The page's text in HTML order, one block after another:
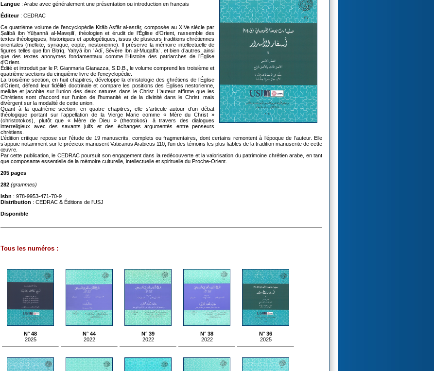
Langue : Arabe avec généralement une présentation ou introduction en français
Éditeur: CEDRAC
Ce quatrième volume de l’encyclopédie Kitāb Asfār al-asrār, composée au XIVe siècle par
Ṣalībā ibn Yūḥannā al-Mawṣilī, théologien et érudit de l’Église d’Orient, rassemble des
textes théologiques, historiques et apologétiques, issus de plusieurs traditions chrétiennes
orientales (melkite, syriaque, copte, nestorienne). Il préserve la mémoire intellectuelle de
figures telles que Ibn Biṭrīq, Yaḥyā ibn ʿAdī, Sévère Ibn al-Muqaffaʿ, et bien d’autres, ainsi
que des textes anonymes fondamentaux comme l’Histoire des patriarches de l’Église
d’Orient.
Édité et introduit par le P. Gianmaria Gianazza, S.D.B., le volume comprend les troisième et
quatrième sections du cinquième livre de l’encyclopédie.
La troisième section, en huit chapitres, développe la christologie des chrétiens de l’Église
d’Orient, défend leur fidélité doctrinale et compare les positions des Églises nestorienne,
melkite et jacobite sur l’union des deux natures dans le Christ. L’auteur affirme que les
Chrétiens sont d’accord sur l’union de l’humanité et de la divinité dans le Christ, mais
divèrgent sur la modalité de cette union.
Quant à la quatrième section, en quatre chapitres, elle s’articule autour d’un débat
théologique portant sur l’appellation de la Vierge Marie comme « Mère du Christ »
(christotokos), plutôt que « Mère de Dieu » (theotokos), à travers des dialogues
interreligieux avec des savants juifs et des échanges argumentés entre penseurs
chrétiens.
L’édition critique repose sur l’étude de 19 manuscrits, complets ou fragmentaires, dont certains remontent à l’époque de l’auteur. Elle
s’appuie notamment sur le précieux manuscrit Vaticanus Arabicus 110, l’un des témoins les plus fiables de la tradition manuscrite de cette
œuvre.
Par cette publication, le CEDRAC poursuit son engagement dans la redécouverte et la valorisation du patrimoine chrétien arabe, en tant
que composante essentielle de la mémoire culturelle, intellectuelle et spirituelle du Proche-Orient.
205 pages
282 (grammes)
Isbn : 978-9953-471-70-9
Distribution : CEDRAC & Éditions de l'USJ
Disponible
Tous les numéros :
N° 48
2025
N° 44
2022
N° 39
2022
N° 38
2022
N° 36
2025